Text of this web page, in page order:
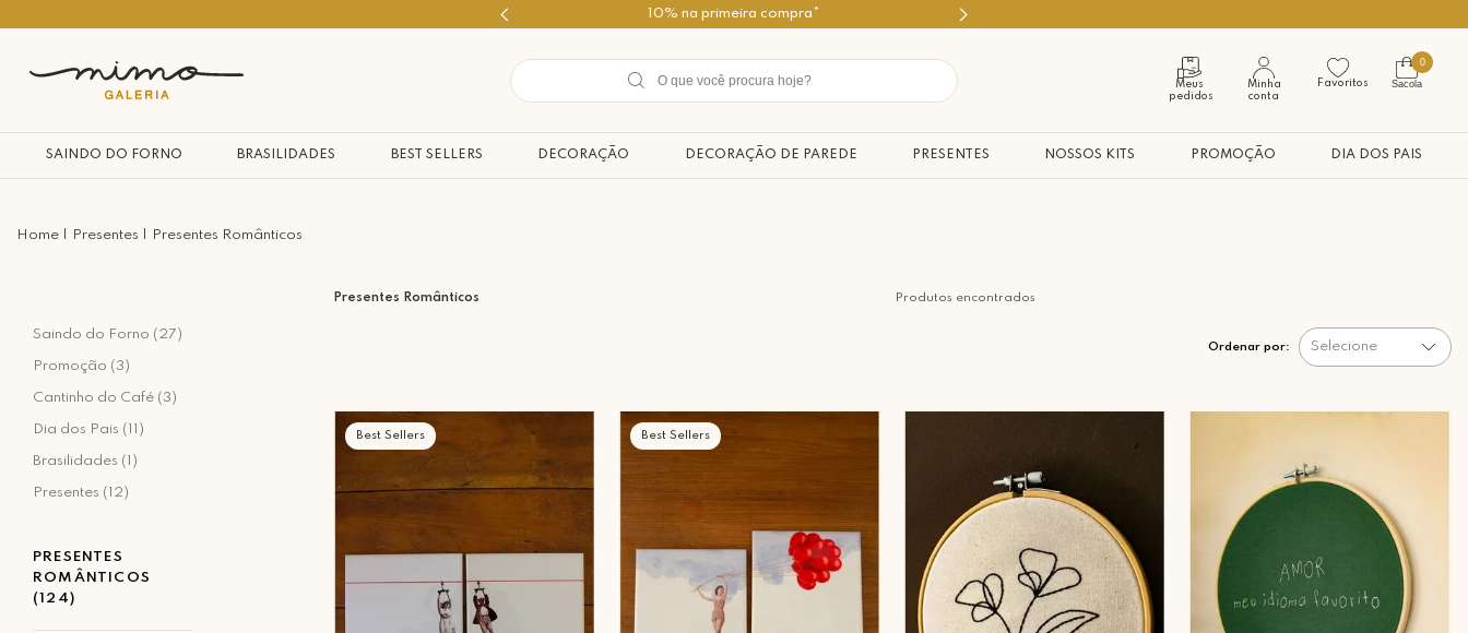
Use o cupom PRIMEIROMIMO
Meus
pedidos
Minha
conta
Favoritos
0
Sacola
SAINDO DO FORNO BRASILIDADES BEST SELLERS DECORAÇÃO DECORAÇÃO DE PAREDE PRESENTES NOSSOS KITS PROMOÇÃO DIA DOS PAIS
Presentes Presentes Românticos
Saindo do Forno (27)
Promoção (3)
Cantinho do Café (3)
Dia dos Pais (11)
Brasilidades (1)
Presentes (12)
PRESENTES
ROMÂNTICOS
(124)
Presentes Românticos Produtos encontrados
Ordenar por: Selecione
Best Sellers Best Sellers